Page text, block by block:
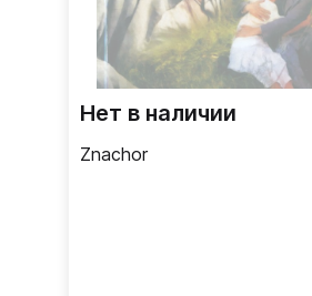
Нет в наличии
Znachor